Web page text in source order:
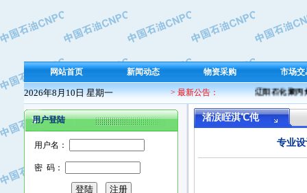
网站首页 新闻动态 物资采购 市场交
2026年8月10日 星期一 > 最新公告： 辽阳石化聚丙
用户登陆
用户名：
密 码：
·保定北奥石油物探特种车辆制造有限
·盘锦辽河油田天意石油装备有限公司
·沧州市电气控制设备厂
·中船重工中南装备有限责任公司
·南石力天传动件有限公司
·浙江瑞普环境技术有限公司
·华北石油新大禹环保设备有限公司
·河北翼凌机械制造总厂
·萍乡市庞泰化工填料有限公司
·实华(天津)国际贸易有限公司
渚涙眰淇℃伅
专业